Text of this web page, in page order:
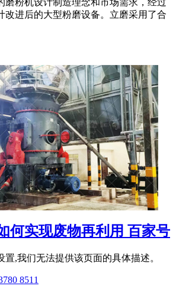
改进后的大型粉磨设备。立磨采用了合
何实现废物再利用 百家号
置,我们无法提供该页面的具体描述。
8511